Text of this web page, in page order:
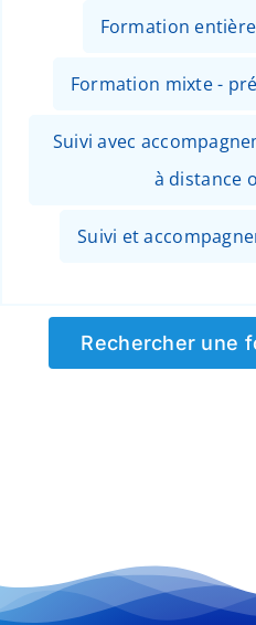
Formation
Formation mixte -
Suivi avec
à distance
Suivi et
Rechercher une